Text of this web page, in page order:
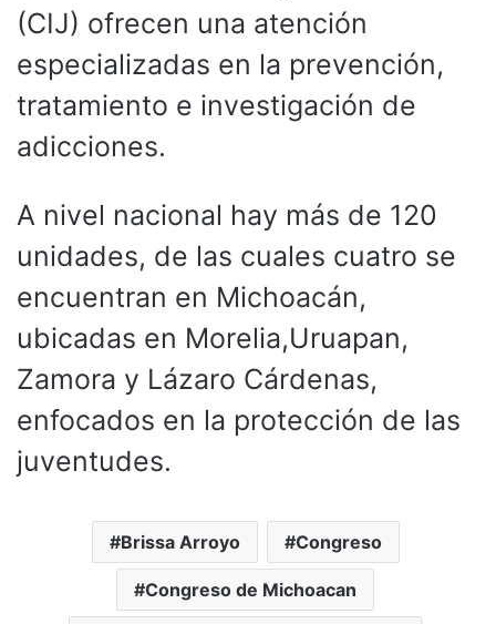
(CIJ) ofrecen una atención
especializadas en la prevención,
tratamiento e investigación de
adicciones.
A nivel nacional hay más de 120
unidades, de las cuales cuatro se
encuentran en Michoacán,
ubicadas en Morelia,Uruapan,
Zamora y Lázaro Cárdenas,
enfocados en la protección de las
juventudes.
Brissa Arroyo Congreso
Congreso de Michoacan